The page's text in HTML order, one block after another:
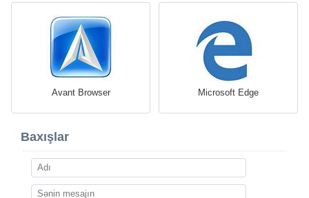
Avant Browser Microsoft Edge
Baxışlar